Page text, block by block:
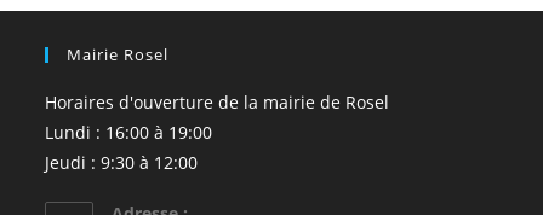
Mairie Rosel
Horaires d'ouverture de la mairie de Rosel
Lundi : 16:00 à 19:00
Jeudi : 9:30 à 12:00